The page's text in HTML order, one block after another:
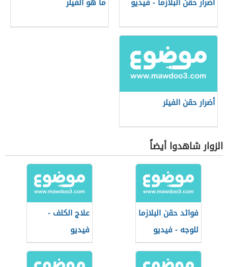
أضرار حقن الفيلر
الزوار شاهدوا أيضاً
فوائد حقن البلازما
للوجه - فيديو
علاج الكلف -
فيديو